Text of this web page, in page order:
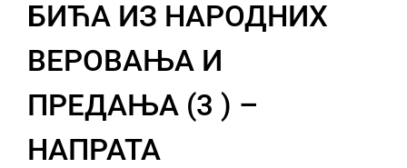
БИЋА ИЗ НАРОДНИХ
ВЕРОВАЊА И
ПРЕДАЊА (3 ) –
НАПРАТА